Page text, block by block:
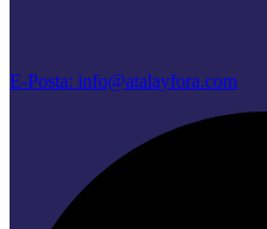
E-Posta: info@atalayfora.com